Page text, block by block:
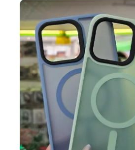
Las
opciones
se
pueden
elegir
la
página
de
producto